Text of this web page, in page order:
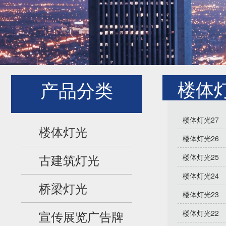
楼体
楼体灯光27
楼体灯光26
楼体灯光25
楼体灯光24
楼体灯光23
楼体灯光22
产品分类
楼体灯光
古建筑灯光
桥梁灯光
宣传展览广告牌